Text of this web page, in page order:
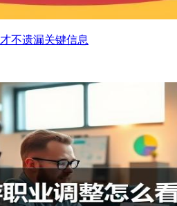
不遗漏关键信息